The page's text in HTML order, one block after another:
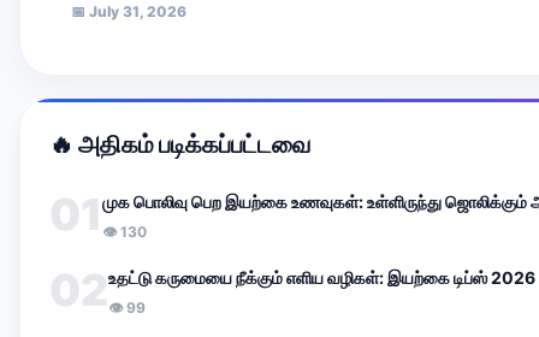
📅 July 31, 2026
🔥 அதிகம் படிக்கப்பட்டவை
01 முக பொலிவு பெற இயற்கை உணவுகள்: உள்ளிருந்து ஜொலிக்கும்
👁 130
02உதட்டு கருமையை நீக்கும் எளிய வழிகள்: இயற்கை டிப்ஸ் 2026
👁 99